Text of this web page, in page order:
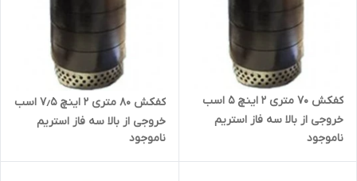
کفکش ۷۰ متری ۲ اینچ ۵ اسب
خروجی از بالا سه فاز استریم
QX10-70-4 | پمپ ارتفاع بالا
ناموجود
کفکش ۸۰ متری ۲ اینچ ۷٫۵ اسب
خروجی از بالا سه فاز استریم
QX12.5-80-5.5 | پمپ ارتفاع بالا
ناموجود